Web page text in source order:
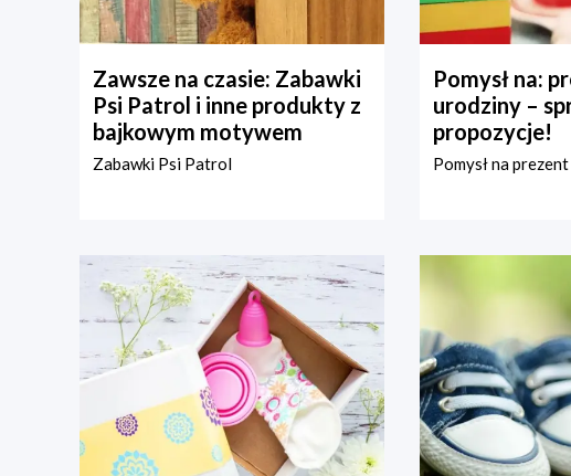
Zawsze na czasie: Zabawki
Psi Patrol i inne produkty z
bajkowym motywem
Zabawki Psi Patrol
Pomysł na:
urodziny –
propozycje!
Pomysł na